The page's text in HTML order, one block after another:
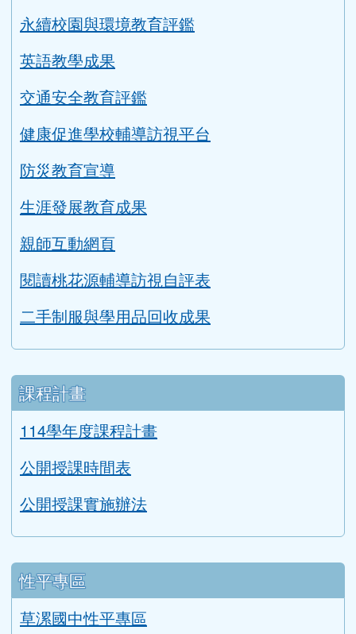
評鑑專區
教學正常化資料
永續校園與環境教育評鑑
英語教學成果
交通安全教育評鑑
健康促進學校輔導訪視平台
防災教育宣導
生涯發展教育成果
閱讀桃花源輔導訪視自評表
二手制服與學用品回收成果
課程計畫
公開授課時間表
公開授課實施辦法